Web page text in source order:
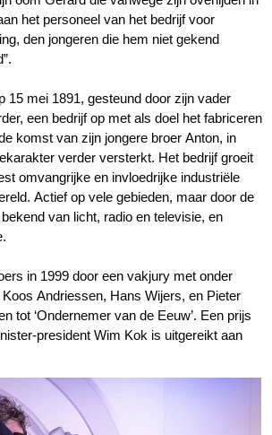
het personeel van het bedrijf voor
den jongeren die hem niet gekend
15 mei 1891, gesteund door zijn vader
een bedrijf op met als doel het fabriceren
komst van zijn jongere broer Anton, in
verder versterkt. Het bedrijf groeit
omvangrijke en invloedrijke industriële
Actief op vele gebieden, maar door de
van licht, radio en televisie, en
in 1999 door een vakjury met onder
Andriessen, Hans Wijers, en Pieter
tot ‘Ondernemer van de Eeuw’. Een prijs
president Wim Kok is uitgereikt aan